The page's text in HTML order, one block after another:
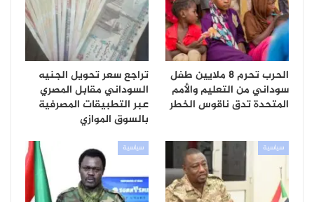
الحرب تحرم 8 ملايين طفل
سوداني من التعليم والأمم
المتحدة تدق ناقوس الخطر
تراجع سعر تحويل الجنيه
السوداني مقابل المصري
عبر التطبيقات المصرفية
بالسوق الموازي
سياسية سياسية